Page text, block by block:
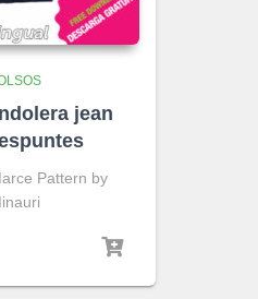
jean
Pattern by